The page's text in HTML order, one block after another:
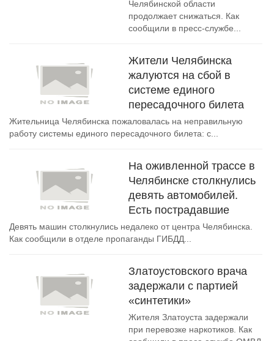
Челябинской области
продолжает снижаться. Как
сообщили в пресс-службе...
Жители Челябинска
жалуются на сбой в
системе единого
пересадочного билета
Жительница Челябинска пожаловалась на неправильную
работу системы единого пересадочного билета: с...
На оживленной трассе в
Челябинске столкнулись
девять автомобилей.
Есть пострадавшие
Девять машин столкнулись недалеко от центра Челябинска.
Как сообщили в отделе пропаганды ГИБДД...
Златоустовского врача
задержали с партией
«синтетики»
Жителя Златоуста задержали
при перевозке наркотиков. Как